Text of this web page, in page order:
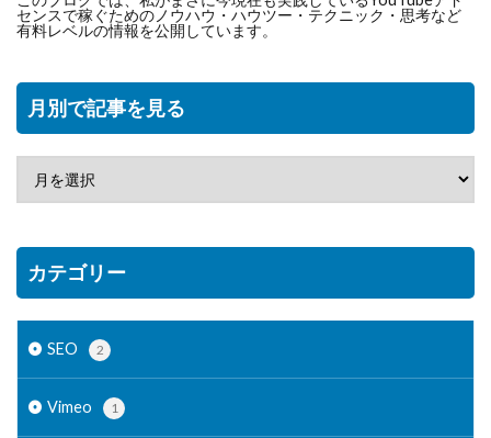
センスで稼ぐためのノウハウ・ハウツー・テクニック・思考など
有料レベルの情報を公開しています。
月別で記事を見る
カテゴリー
SEO 2
Vimeo 1